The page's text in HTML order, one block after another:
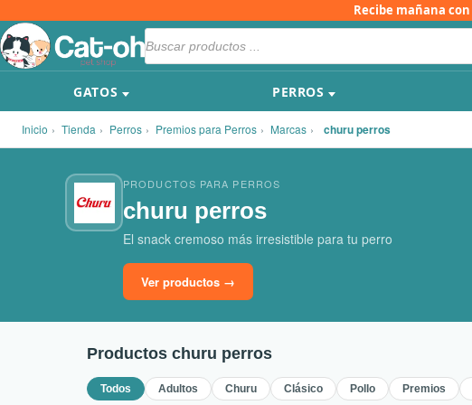
al
contenido
Recibe mañana con
Búsqueda
de
productos
GATOS PERROS
Inicio › Tienda › Perros › Premios para Perros › Marcas › churu perros
PRODUCTOS PARA PERROS
churu perros
El snack cremoso más irresistible para tu perro
Ver productos →
Productos churu perros
Todos Adultos Churu Clásico Pollo Premios